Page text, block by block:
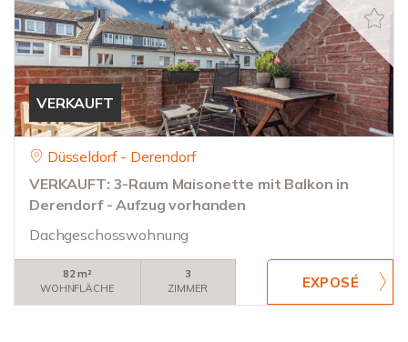
VERKAUFT
Düsseldorf - Derendorf
VERKAUFT: 3-Raum Maisonette mit Balkon in
Derendorf - Aufzug vorhanden
Dachgeschosswohnung
82 m²
WOHNFLÄCHE
3
ZIMMER